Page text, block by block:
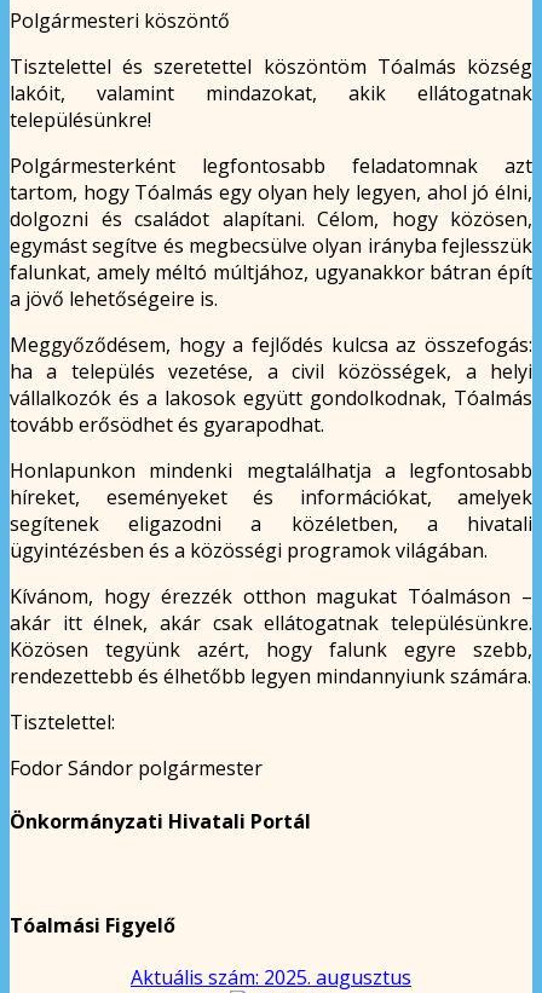
Polgármesteri köszöntő
Tisztelettel és szeretettel köszöntöm Tóalmás község
lakóit, valamint mindazokat, akik ellátogatnak
településünkre!
Polgármesterként legfontosabb feladatomnak azt
tartom, hogy Tóalmás egy olyan hely legyen, ahol jó élni,
dolgozni és családot alapítani. Célom, hogy közösen,
egymást segítve és megbecsülve olyan irányba fejlesszük
falunkat, amely méltó múltjához, ugyanakkor bátran épít
a jövő lehetőségeire is.
Meggyőződésem, hogy a fejlődés kulcsa az összefogás:
ha a település vezetése, a civil közösségek, a helyi
vállalkozók és a lakosok együtt gondolkodnak, Tóalmás
tovább erősödhet és gyarapodhat.
Honlapunkon mindenki megtalálhatja a legfontosabb
híreket, eseményeket és információkat, amelyek
segítenek eligazodni a közéletben, a hivatali
ügyintézésben és a közösségi programok világában.
Kívánom, hogy érezzék otthon magukat Tóalmáson –
akár itt élnek, akár csak ellátogatnak településünkre.
Közösen tegyünk azért, hogy falunk egyre szebb,
rendezettebb és élhetőbb legyen mindannyiunk számára.
Tisztelettel:
Fodor Sándor polgármester
Önkormányzati Hivatali Portál
Tóalmási Figyelő
Aktuális szám: 2025. augusztus